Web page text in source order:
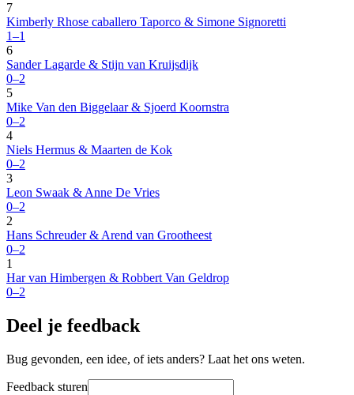
7
Kimberly Rhose caballero Taporco & Simone Signoretti
1–1
6
Sander Lagarde & Stijn van Kruijsdijk
0–2
5
Mike Van den Biggelaar & Sjoerd Koornstra
0–2
4
Niels Hermus & Maarten de Kok
0–2
3
Leon Swaak & Anne De Vries
0–2
2
Hans Schreuder & Arend van Grootheest
0–2
1
Har van Himbergen & Robbert Van Geldrop
0–2
Deel je feedback
Bug gevonden, een idee, of iets anders? Laat het ons weten.
Feedback sturen